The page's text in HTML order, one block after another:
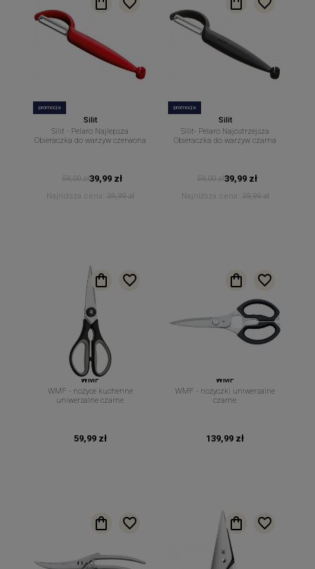
promocja
Silit
Silit - Pelaro Najlepsza
Obieraczka do warzyw czerwona
59,00 zł39,99 zł
Najniższa cena: 39,99 zł
promocja
Silit
Silit- Pelaro Najostrzejsza
Obieraczka do warzyw czarna
59,00 zł39,99 zł
Najniższa cena: 39,99 zł
WMF
WMF - nożyce kuchenne
uniwersalne czarne
59,99 zł
WMF
WMF - nożyczki uniwersalne
czarne.
139,99 zł